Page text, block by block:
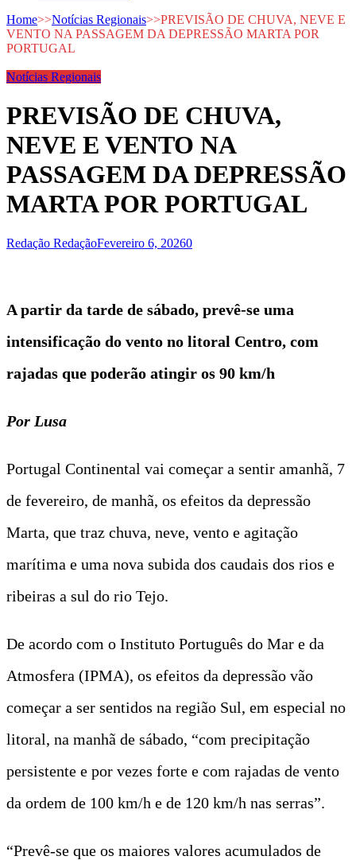
Home>>Notícias Regionais>>PREVISÃO DE CHUVA, NEVE E
VENTO NA PASSAGEM DA DEPRESSÃO MARTA POR
PORTUGAL
Notícias Regionais
PREVISÃO DE CHUVA,
NEVE E VENTO NA
PASSAGEM DA DEPRESSÃO
MARTA POR PORTUGAL
Redação RedaçãoFevereiro 6, 20260
A partir da tarde de sábado, prevê-se uma
intensificação do vento no litoral Centro, com
rajadas que poderão atingir os 90 km/h
Por Lusa
Portugal Continental vai começar a sentir amanhã, 7
de fevereiro, de manhã, os efeitos da depressão
Marta, que traz chuva, neve, vento e agitação
marítima e uma nova subida dos caudais dos rios e
ribeiras a sul do rio Tejo.
De acordo com o Instituto Português do Mar e da
Atmosfera (IPMA), os efeitos da depressão vão
começar a ser sentidos na região Sul, em especial no
litoral, na manhã de sábado, “com precipitação
persistente e por vezes forte e com rajadas de vento
da ordem de 100 km/h e de 120 km/h nas serras”.
“Prevê-se que os maiores valores acumulados de